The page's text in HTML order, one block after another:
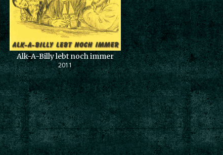
Alk-A-Billy lebt noch immer
2011